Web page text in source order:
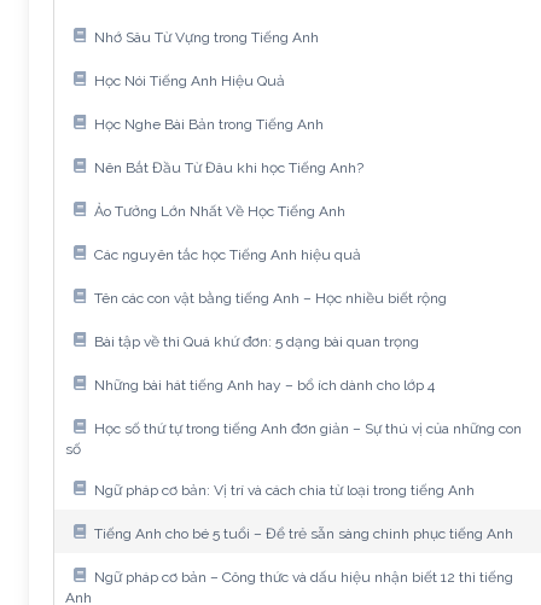
Nhớ Sâu Từ Vựng trong Tiếng Anh
Học Nói Tiếng Anh Hiệu Quả
Học Nghe Bài Bản trong Tiếng Anh
Nên Bắt Đầu Từ Đâu khi học Tiếng Anh?
Ảo Tưởng Lớn Nhất Về Học Tiếng Anh
Các nguyên tắc học Tiếng Anh hiệu quả
Tên các con vật bằng tiếng Anh – Học nhiều biết rộng
Bài tập về thì Quá khứ đơn: 5 dạng bài quan trọng
Những bài hát tiếng Anh hay – bổ ích dành cho lớp 4
Học số thứ tự trong tiếng Anh đơn giản – Sự thú vị của những con
số
Ngữ pháp cơ bản: Vị trí và cách chia từ loại trong tiếng Anh
Tiếng Anh cho bé 5 tuổi – Để trẻ sẵn sàng chinh phục tiếng Anh
Ngữ pháp cơ bản – Công thức và dấu hiệu nhận biết 12 thì tiếng
Anh